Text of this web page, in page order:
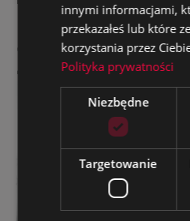
Zobacz
innymi informacjami,
przekazałeś lub które
korzystania przez
Polityka prywatności
Niezbędne
Targetowanie